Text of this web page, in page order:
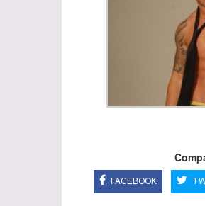
FACEBOOK